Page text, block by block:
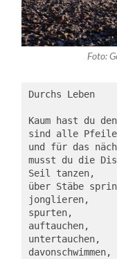
Foto:
Durchs Leben
Kaum hast du
sind alle Pfeile
und für das
musst du die
Seil tanzen,
über Stäbe
jonglieren,
spurten,
auftauchen,
untertauchen,
davonschwimmen,